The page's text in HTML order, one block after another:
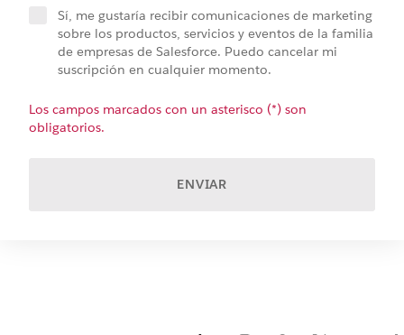
Sí, me gustaría recibir comunicaciones de marketing
sobre los productos, servicios y eventos de la familia
de empresas de Salesforce. Puedo cancelar mi
suscripción en cualquier momento.
Los campos marcados con un asterisco (*) son
obligatorios.
ENVIAR